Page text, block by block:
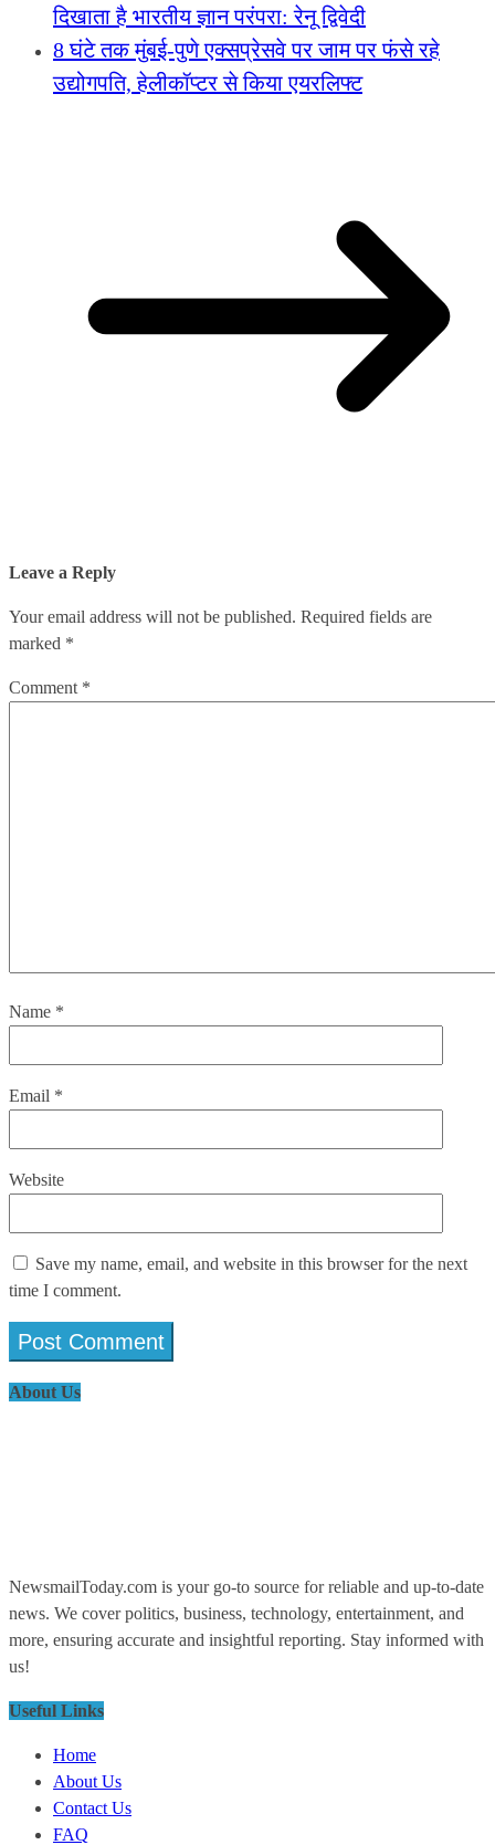
दिखाता है भारतीय ज्ञान परंपरा: रेनू द्विवेदी
8 घंटे तक मुंबई-पुणे एक्सप्रेसवे पर जाम पर फंसे रहे
उद्योगपति, हेलीकॉप्टर से किया एयरलिफ्ट
Leave a Reply
Your email address will not be published. Required fields are
marked *
Comment *
Name *
Email *
Website
Save my name, email, and website in this browser for the next
time I comment.
About Us
NewsmailToday.com is your go-to source for reliable and up-to-date
news. We cover politics, business, technology, entertainment, and
more, ensuring accurate and insightful reporting. Stay informed with
us!
Useful Links
Home
About Us
Contact Us
FAQ